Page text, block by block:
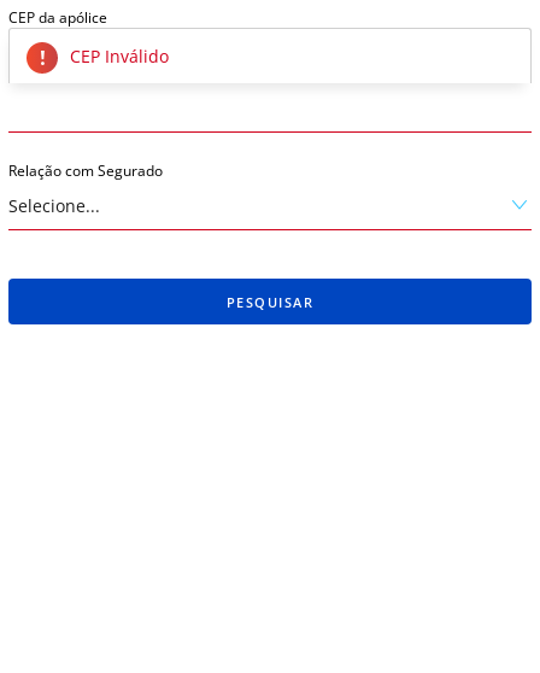
CEP da apólice
CEP Inválido
Relação com Segurado
PESQUISAR